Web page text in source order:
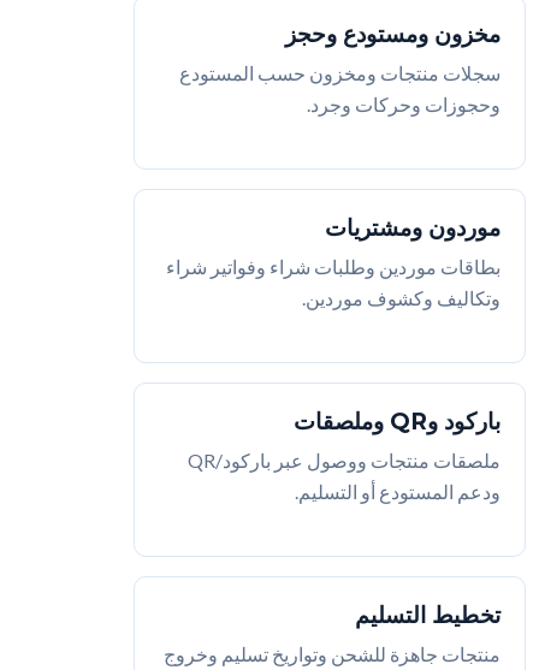
مخزون ومستودع وحجز
سجلات منتجات ومخزون حسب المستودع
وحجوزات وحركات وجرد.
موردون ومشتريات
بطاقات موردين وطلبات شراء وفواتير شراء
وتكاليف وكشوف موردين.
باركود وQR وملصقات
ملصقات منتجات ووصول عبر باركود/QR
ودعم المستودع أو التسليم.
تخطيط التسليم
منتجات جاهزة للشحن وتواريخ تسليم وخروج